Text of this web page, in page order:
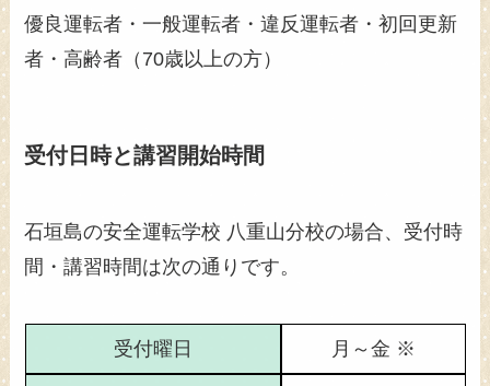
優良運転者・一般運転者・違反運転者・初回更新
者・高齢者（70歳以上の方）
受付日時と講習開始時間
石垣島の安全運転学校 八重山分校の場合、受付時
間・講習時間は次の通りです。
受付曜日 月～金 ※